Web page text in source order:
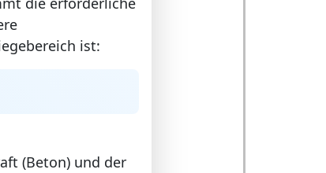
ist:
(Beton) und der